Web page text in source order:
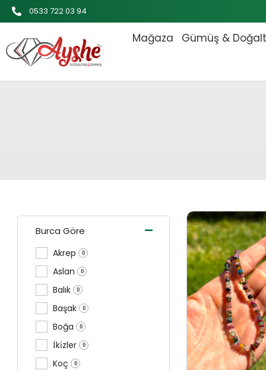
İçeriğe
atla
0533 722 03 94
Mağaza Gümüş &
Burca Göre -
Akrep 0
Aslan 0
Balık 0
Başak 0
Boğa 0
İki̇zler 0
Koç 0
Orijinal